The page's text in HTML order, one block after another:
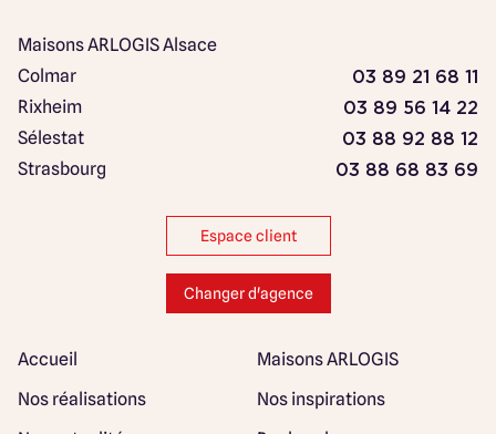
Maisons ARLOGIS Alsace
Colmar
03 89 21 68 11
Rixheim 03 89 56 14 22
Sélestat 03 88 92 88 12
Strasbourg 03 88 68 83 69
Espace client
Changer d'agence
Accueil
Maisons ARLOGIS
Nos réalisations
Nos inspirations